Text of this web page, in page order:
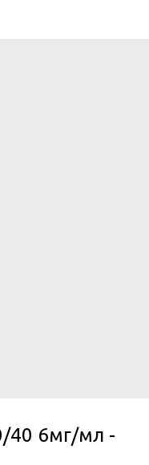
40 6мг/мл -